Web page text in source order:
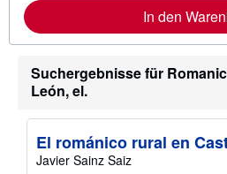
In den
Suchergebnisse für
León, el.
El románico rural en
Javier Sainz Saiz